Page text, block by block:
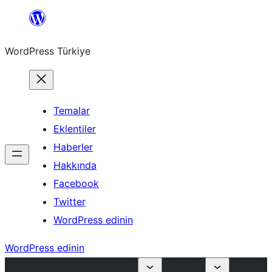
İçeriğe
WordPress Türkiye
Temalar
Eklentiler
Haberler
Hakkında
Facebook
Twitter
WordPress edinin
WordPress edinin